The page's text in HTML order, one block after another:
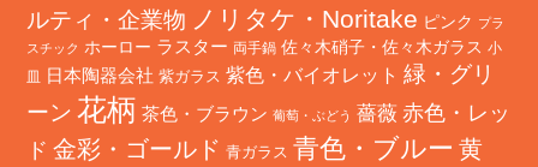
ルティ・企業物 ノリタケ・Noritake ピンク プラ
スチック ホーロー ラスター 両手鍋 佐々木硝子・佐々木ガラス 小
皿
日本陶器会社 紫ガラス 紫色・バイオレット 緑・グリ
ーン 花柄 茶色・ブラウン 葡萄・ぶどう 薔薇 赤色・レッ
ド 金彩・ゴールド 青ガラス 青色・ブルー 黄